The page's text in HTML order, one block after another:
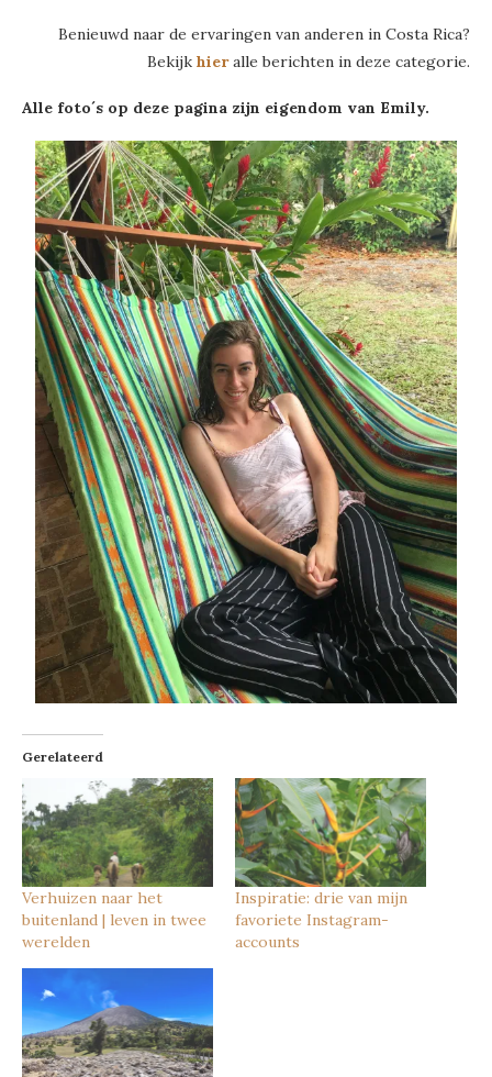
Benieuwd naar de ervaringen van anderen in Costa Rica?
Bekijk hieralle berichten in deze categorie.
Alle foto´s op deze pagina zijn eigendom van Emily.
Gerelateerd
Verhuizen naar het
buitenland | leven in twee
werelden
Inspiratie: drie van mijn
favoriete Instagram-
accounts